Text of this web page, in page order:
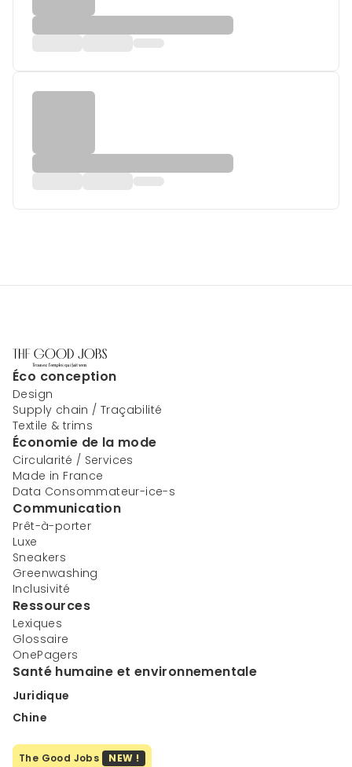
Éco conception
Design
Supply chain / Traçabilité
Textile & trims
Économie de la mode
Circularité / Services
Made in France
Data Consommateur-ice-s
Communication
Prêt-à-porter
Luxe
Sneakers
Greenwashing
Inclusivité
Ressources
Lexiques
Glossaire
OnePagers
Santé humaine et environnementale
Juridique
Chine
The Good Jobs NEW !